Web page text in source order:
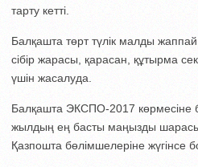
тарту кетті.
Балқашта төрт түлік малды
сібір жарасы, қарасан, құтырма
үшін жасалуда.
Балқашта ЭКСПО-2017 көрмесіне
жылдың ең басты маңызды
Қазпошта бөлімшелеріне жүгінсе